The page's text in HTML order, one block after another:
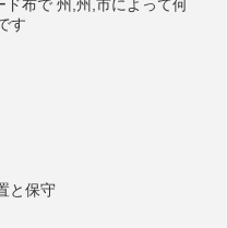
布で 州,州,市によって何
す
と保守